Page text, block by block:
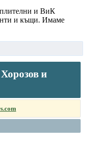
и ВиК
и къщи. Имаме
и